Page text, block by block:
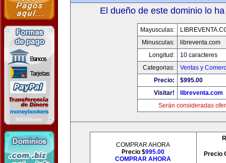
El dueño de este dominio lo
Mayusculas:
Minusculas:
libreventa.com
Longitud:
10 caracteres
Categorias:
Ventas y
Precio:
$995.00
Visitar!
libreventa.com
Serán consideradas
COMPRAR AHORA
Precio $995.00
COMPRAR AHORA
Precio